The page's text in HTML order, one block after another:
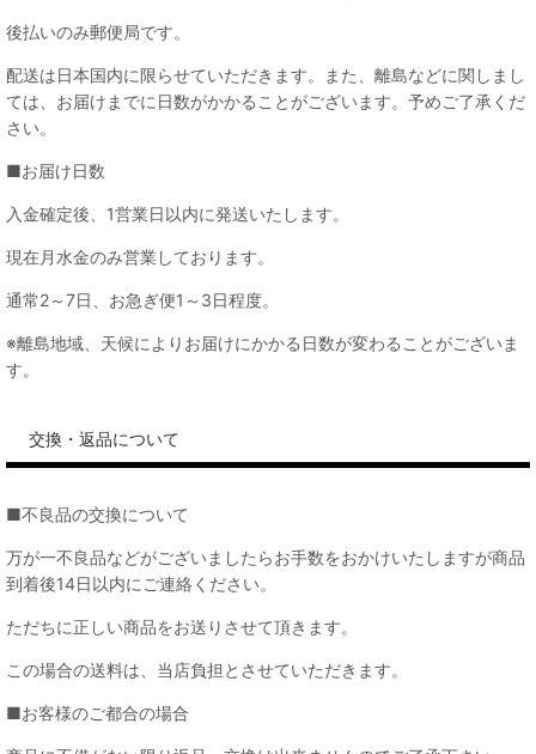
後払いのみ郵便局です。
配送は日本国内に限らせていただきます。また、離島などに関しまし
ては、お届けまでに日数がかかることがございます。予めご了承くだ
さい。
■お届け日数
入金確定後、1営業日以内に発送いたします。
現在月水金のみ営業しております。
通常2～7日、お急ぎ便1～3日程度。
※離島地域、天候によりお届けにかかる日数が変わることがございま
す。
交換・返品について
■不良品の交換について
万が一不良品などがございましたらお手数をおかけいたしますが商品
到着後14日以内にご連絡ください。
ただちに正しい商品をお送りさせて頂きます。
この場合の送料は、当店負担とさせていただきます。
■お客様のご都合の場合